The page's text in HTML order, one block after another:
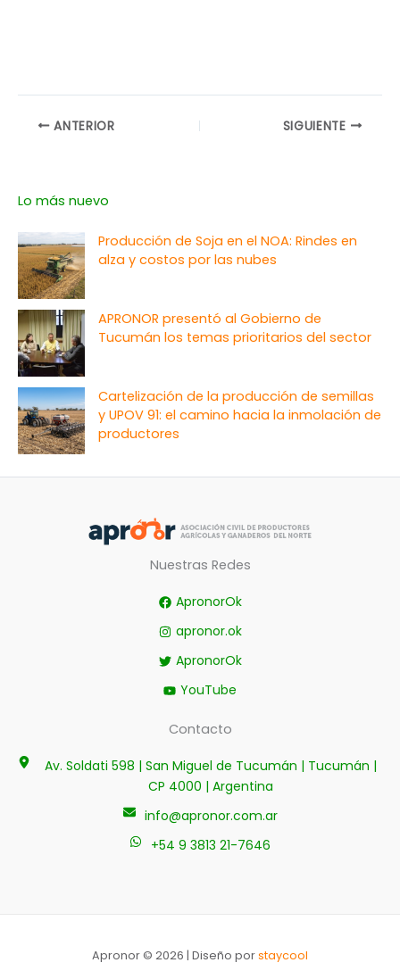
ANTERIOR SIGUIENTE
Lo más nuevo
Producción de Soja en el NOA: Rindes en
alza y costos por las nubes
APRONOR presentó al Gobierno de
Tucumán los temas prioritarios del sector
Cartelización de la producción de semillas
y UPOV 91: el camino hacia la inmolación de
productores
Nuestras Redes
ApronorOk
apronor.ok
ApronorOk
YouTube
Contacto
Av. Soldati 598 | San Miguel de Tucumán | Tucumán |
CP 4000 | Argentina
info@apronor.com.ar
+54 9 3813 21-7646
Apronor © 2026 | Diseño porstaycool